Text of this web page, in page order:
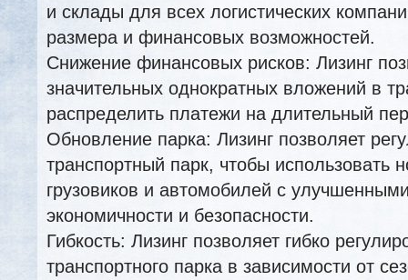
и склады для всех логистических
размера и финансовых возможностей.
Снижение финансовых рисков: Лизинг
значительных однократных вложений в
распределить платежи на длительный
Обновление парка: Лизинг позволяет
транспортный парк, чтобы использовать
грузовиков и автомобилей с
экономичности и безопасности.
Гибкость: Лизинг позволяет гибко
транспортного парка в зависимости от